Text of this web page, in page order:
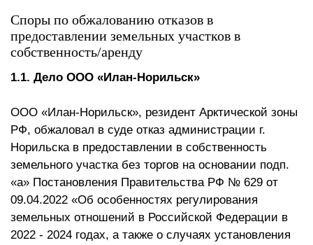
Споры по обжалованию отказов в
предоставлении земельных участков в
собственность/аренду
1.1. Дело ООО «Илан-Норильск»
ООО «Илан-Норильск», резидент Арктической зоны
РФ, обжаловал в суде отказ администрации г.
Норильска в предоставлении в собственность
земельного участка без торгов на основании подп.
«а» Постановления Правительства РФ № 629 от
09.04.2022 «Об особенностях регулирования
земельных отношений в Российской Федерации в
2022 - 2024 годах, а также о случаях установления